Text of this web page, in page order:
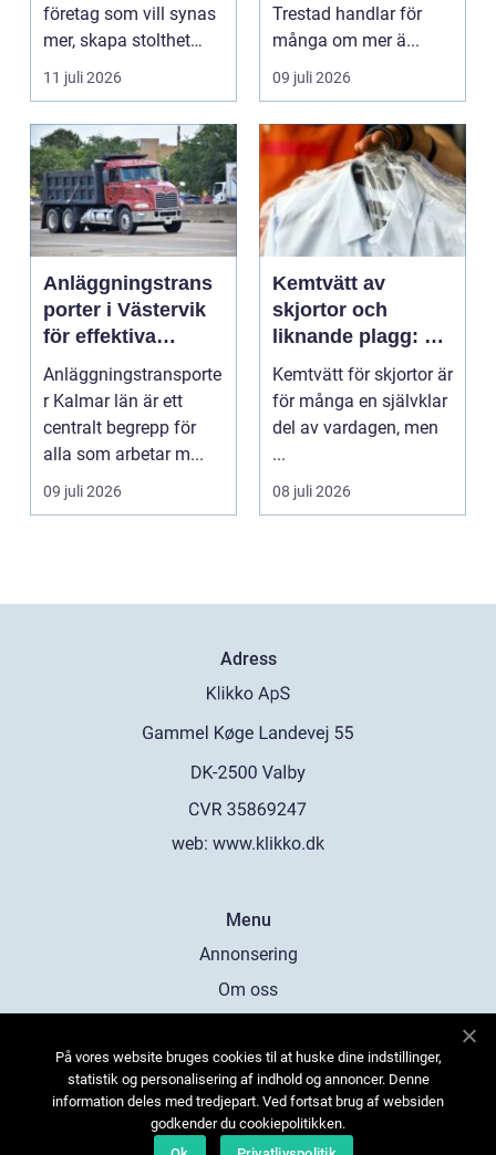
företag som vill synas
mer, skapa stolthet
inte...
11 juli 2026
Trestad handlar för
många om mer ä...
09 juli 2026
Anläggningstrans
porter i Västervik
för effektiva
byggprojekt
Anläggningstransporte
r Kalmar län är ett
centralt begrepp för
alla som arbetar m...
09 juli 2026
Kemtvätt av
skjortor och
liknande plagg: Så
fungerar
professionell
klädvård i
Kemtvätt för skjortor är
för många en självklar
del av vardagen, men
...
08 juli 2026
Adress
web: www.klikko.dk
Menu
Annonsering
Om oss
Kontakta oss
Sitemap
På vores website bruges cookies til at huske dine indstillinger,
statistik og personalisering af indhold og annoncer. Denne
information deles med tredjepart. Ved fortsat brug af websiden
godkender du cookiepolitikken.